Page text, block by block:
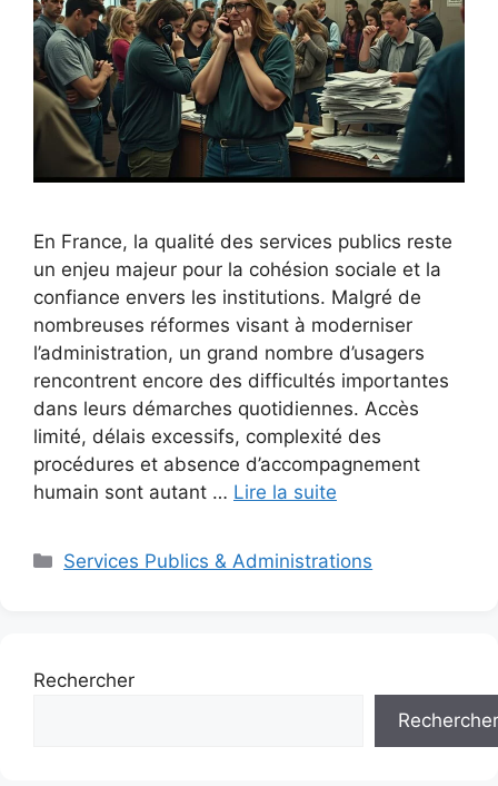
En France, la qualité des services publics reste
un enjeu majeur pour la cohésion sociale et la
confiance envers les institutions. Malgré de
nombreuses réformes visant à moderniser
l’administration, un grand nombre d’usagers
rencontrent encore des difficultés importantes
dans leurs démarches quotidiennes. Accès
limité, délais excessifs, complexité des
procédures et absence d’accompagnement
humain sont autant … Lire la suite
Catégories
Services Publics & Administrations
Rechercher
Rechercher